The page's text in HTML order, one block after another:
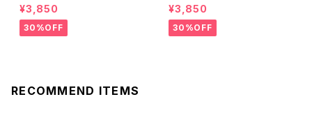
ール ブラジャー（レモネード）
D2255 送料無料
¥3,850
30%OFF
ール ブラジャー（ブルー）D22
55
¥3,850
30%OFF
RECOMMEND ITEMS